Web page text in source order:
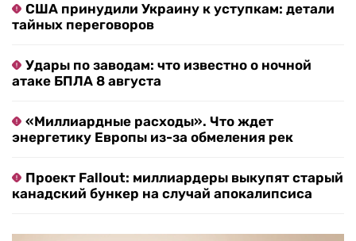
США принудили Украину к уступкам: детали
тайных переговоров
Удары по заводам: что известно о ночной
атаке БПЛА 8 августа
«Миллиардные расходы». Что ждет
энергетику Европы из-за обмеления рек
Проект Fallout: миллиардеры выкупят старый
канадский бункер на случай апокалипсиса